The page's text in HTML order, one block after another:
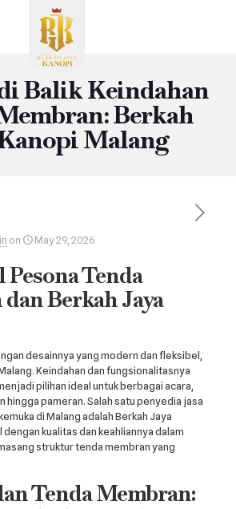
Balik Keindahan
Berkah
Malang
on May 29, 2026
Tenda
Berkah Jaya
desainnya yang modern dan fleksibel,
Keindahan dan fungsionalitasnya
pilihan ideal untuk berbagai acara,
hingga pameran. Salah satu penyedia jasa
di Malang adalah Berkah Jaya
dengan kualitas dan keahliannya dalam
struktur tenda membran yang
Tenda Membran: